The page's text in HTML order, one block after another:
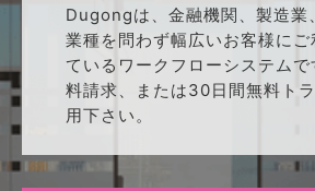
Dugongは、金融機関、製造業
業種を問わず幅広いお客様にご
ているワークフローシステムで
料請求、または30日間無料ト
用下さい。